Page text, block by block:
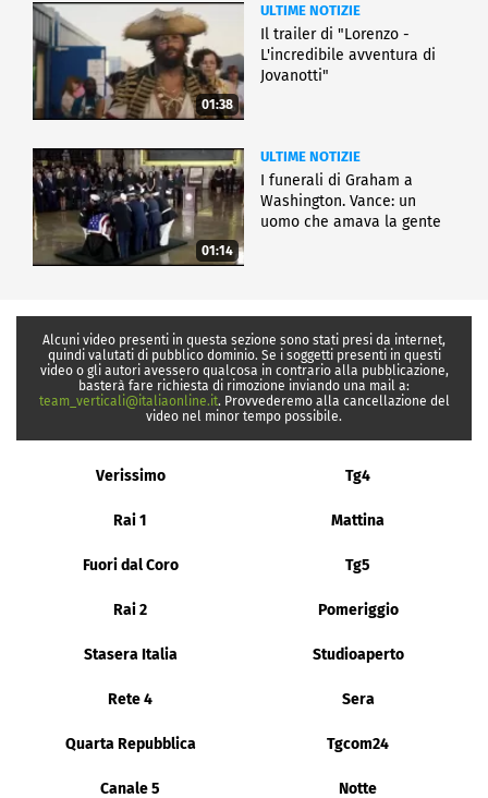
01:38
ULTIME NOTIZIE
Il trailer di "Lorenzo -
L'incredibile avventura di
Jovanotti"
01:14
ULTIME NOTIZIE
I funerali di Graham a
Washington. Vance: un
uomo che amava la gente
Alcuni video presenti in questa sezione sono stati presi da internet,
quindi valutati di pubblico dominio. Se i soggetti presenti in questi
video o gli autori avessero qualcosa in contrario alla pubblicazione,
basterà fare richiesta di rimozione inviando una mail a:
team_verticali@italiaonline.it. Provvederemo alla cancellazione del
video nel minor tempo possibile.
Verissimo Tg4
Rai 1 Mattina
Fuori dal Coro Tg5
Rai 2 Pomeriggio
Stasera Italia Studioaperto
Rete 4 Sera
Quarta Repubblica Tgcom24
Canale 5 Notte